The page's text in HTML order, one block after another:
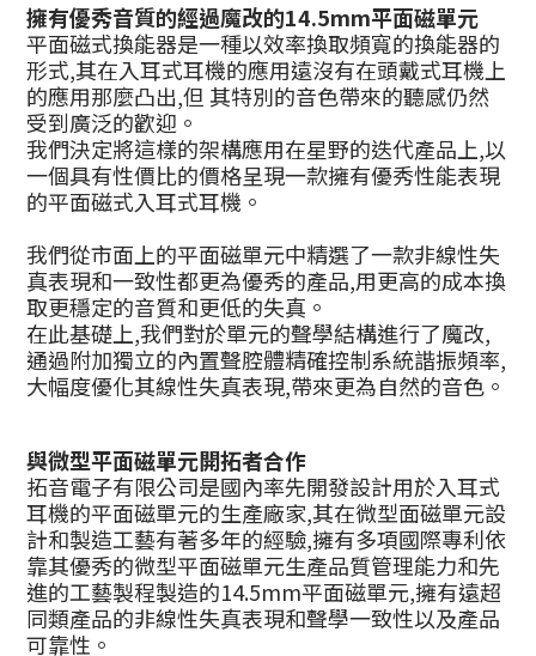
擁有優秀音質的經過魔改的14.5mm平面磁單元
平面磁式換能器是一種以效率換取頻寬的換能器的
形式,其在入耳式耳機的應用遠沒有在頭戴式耳機上
的應用那麼凸出,但 其特別的音色帶來的聽感仍然
受到廣泛的歡迎。
我們決定將這樣的架構應用在星野的迭代產品上,以
一個具有性價比的價格呈現一款擁有優秀性能表現
的平面磁式入耳式耳機。
我們從市面上的平面磁單元中精選了一款非線性失
真表現和一致性都更為優秀的產品,用更高的成本換
取更穩定的音質和更低的失真。
在此基礎上,我們對於單元的聲學結構進行了魔改,
通過附加獨立的內置聲腔體精確控制系統諧振頻率,
大幅度優化其線性失真表現,帶來更為自然的音色。
與微型平面磁單元開拓者合作
拓音電子有限公司是國內率先開發設計用於入耳式
耳機的平面磁單元的生產廠家,其在微型面磁單元設
計和製造工藝有著多年的經驗,擁有多項國際專利依
靠其優秀的微型平面磁單元生產品質管理能力和先
進的工藝製程製造的14.5mm平面磁單元,擁有遠超
同類產品的非線性失真表現和聲學一致性以及產品
可靠性。